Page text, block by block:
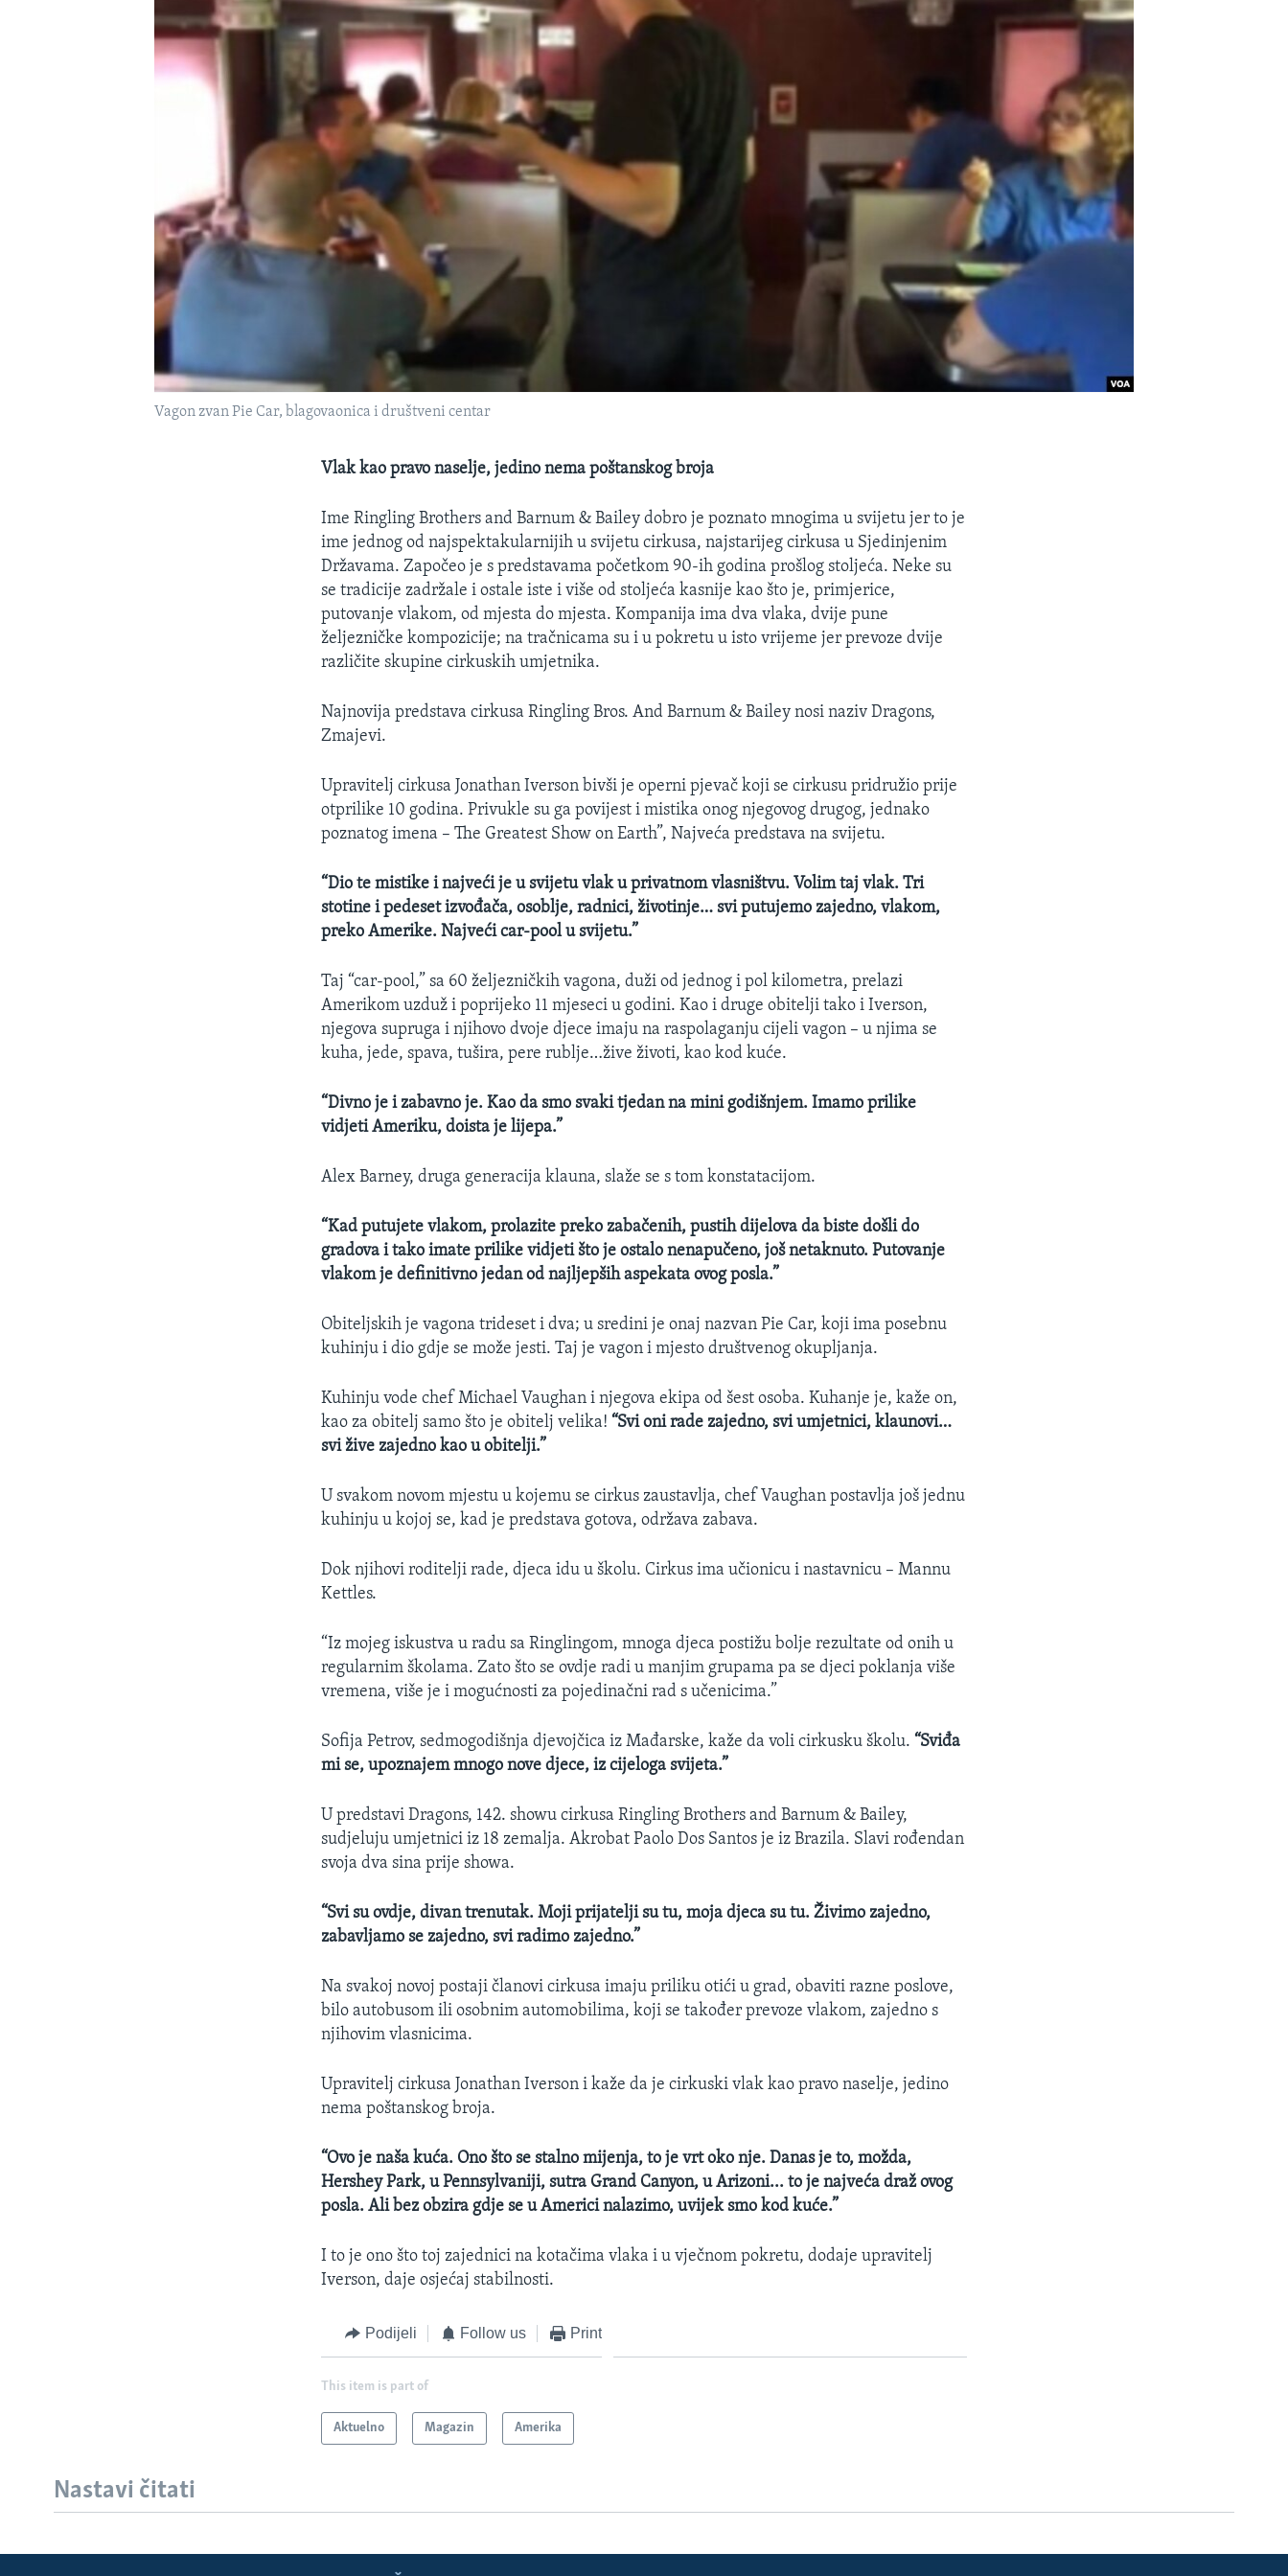
Vagon zvan Pie Car, blagovaonica i društveni centar
Vlak kao pravo naselje, jedino nema poštanskog broja
Ime Ringling Brothers and Barnum & Bailey dobro je poznato mnogima u svijetu jer to je
ime jednog od najspektakularnijih u svijetu cirkusa, najstarijeg cirkusa u Sjedinjenim
Državama. Započeo je s predstavama početkom 90-ih godina prošlog stoljeća. Neke su
se tradicije zadržale i ostale iste i više od stoljeća kasnije kao što je, primjerice,
putovanje vlakom, od mjesta do mjesta. Kompanija ima dva vlaka, dvije pune
željezničke kompozicije; na tračnicama su i u pokretu u isto vrijeme jer prevoze dvije
različite skupine cirkuskih umjetnika.
Najnovija predstava cirkusa Ringling Bros. And Barnum & Bailey nosi naziv Dragons,
Zmajevi.
Upravitelj cirkusa Jonathan Iverson bivši je operni pjevač koji se cirkusu pridružio prije
otprilike 10 godina. Privukle su ga povijest i mistika onog njegovog drugog, jednako
poznatog imena – The Greatest Show on Earth”, Najveća predstava na svijetu.
“Dio te mistike i najveći je u svijetu vlak u privatnom vlasništvu. Volim taj vlak. Tri
stotine i pedeset izvođača, osoblje, radnici, životinje… svi putujemo zajedno, vlakom,
preko Amerike. Najveći car-pool u svijetu.”
Taj “car-pool,” sa 60 željezničkih vagona, duži od jednog i pol kilometra, prelazi
Amerikom uzduž i poprijeko 11 mjeseci u godini. Kao i druge obitelji tako i Iverson,
njegova supruga i njihovo dvoje djece imaju na raspolaganju cijeli vagon – u njima se
kuha, jede, spava, tušira, pere rublje…žive životi, kao kod kuće.
“Divno je i zabavno je. Kao da smo svaki tjedan na mini godišnjem. Imamo prilike
vidjeti Ameriku, doista je lijepa.”
Alex Barney, druga generacija klauna, slaže se s tom konstatacijom.
“Kad putujete vlakom, prolazite preko zabačenih, pustih dijelova da biste došli do
gradova i tako imate prilike vidjeti što je ostalo nenapučeno, još netaknuto. Putovanje
vlakom je definitivno jedan od najljepših aspekata ovog posla.”
Obiteljskih je vagona trideset i dva; u sredini je onaj nazvan Pie Car, koji ima posebnu
kuhinju i dio gdje se može jesti. Taj je vagon i mjesto društvenog okupljanja.
Kuhinju vode chef Michael Vaughan i njegova ekipa od šest osoba. Kuhanje je, kaže on,
kao za obitelj samo što je obitelj velika!“Svi oni rade zajedno, svi umjetnici, klaunovi…
svi žive zajedno kao u obitelji.”
U svakom novom mjestu u kojemu se cirkus zaustavlja, chef Vaughan postavlja još jednu
kuhinju u kojoj se, kad je predstava gotova, održava zabava.
Dok njihovi roditelji rade, djeca idu u školu. Cirkus ima učionicu i nastavnicu – Mannu
Kettles.
“Iz mojeg iskustva u radu sa Ringlingom, mnoga djeca postižu bolje rezultate od onih u
regularnim školama. Zato što se ovdje radi u manjim grupama pa se djeci poklanja više
vremena, više je i mogućnosti za pojedinačni rad s učenicima.”
Sofija Petrov, sedmogodišnja djevojčica iz Mađarske, kaže da voli cirkusku školu.“Sviđa
mi se, upoznajem mnogo nove djece, iz cijeloga svijeta.”
U predstavi Dragons, 142. showu cirkusa Ringling Brothers and Barnum & Bailey,
sudjeluju umjetnici iz 18 zemalja. Akrobat Paolo Dos Santos je iz Brazila. Slavi rođendan
svoja dva sina prije showa.
“Svi su ovdje, divan trenutak. Moji prijatelji su tu, moja djeca su tu. Živimo zajedno,
zabavljamo se zajedno, svi radimo zajedno.”
Na svakoj novoj postaji članovi cirkusa imaju priliku otići u grad, obaviti razne poslove,
bilo autobusom ili osobnim automobilima, koji se također prevoze vlakom, zajedno s
njihovim vlasnicima.
Upravitelj cirkusa Jonathan Iverson i kaže da je cirkuski vlak kao pravo naselje, jedino
nema poštanskog broja.
“Ovo je naša kuća. Ono što se stalno mijenja, to je vrt oko nje. Danas je to, možda,
Hershey Park, u Pennsylvaniji, sutra Grand Canyon, u Arizoni... to je najveća draž ovog
posla. Ali bez obzira gdje se u Americi nalazimo, uvijek smo kod kuće.”
I to je ono što toj zajednici na kotačima vlaka i u vječnom pokretu, dodaje upravitelj
Iverson, daje osjećaj stabilnosti.
Podijeli Follow us Print
This item is part of
Aktuelno Magazin Amerika
Nastavi čitati